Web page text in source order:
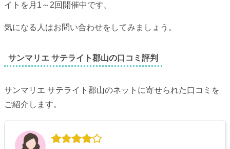
イトを月1～2回開催中です。
気になる人はお問い合わせをしてみましょう。
サンマリエ サテライト郡山の口コミ評判
サンマリエ サテライト郡山のネットに寄せられた口コミを
ご紹介します。